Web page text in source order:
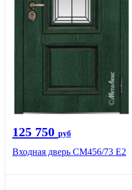
125 750 руб
Входная дверь СМ456/73 Е2